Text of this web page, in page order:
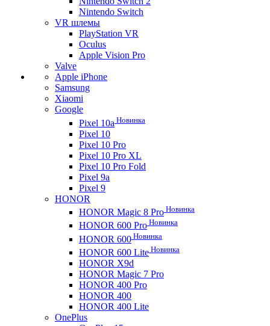
Nintendo Switch
VR шлемы
PlayStation VR
Oculus
Apple Vision Pro
Valve
Apple iPhone
Samsung
Xiaomi
Google
Pixel 10a Новинка
Pixel 10
Pixel 10 Pro
Pixel 10 Pro XL
Pixel 10 Pro Fold
Pixel 9a
Pixel 9
HONOR
HONOR Magic 8 Pro Новинка
HONOR 600 Pro Новинка
HONOR 600 Новинка
HONOR 600 Lite Новинка
HONOR X9d
HONOR Magic 7 Pro
HONOR 400 Pro
HONOR 400
HONOR 400 Lite
OnePlus